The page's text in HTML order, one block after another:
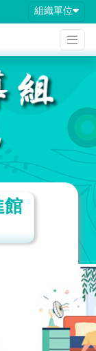
組織單位
館